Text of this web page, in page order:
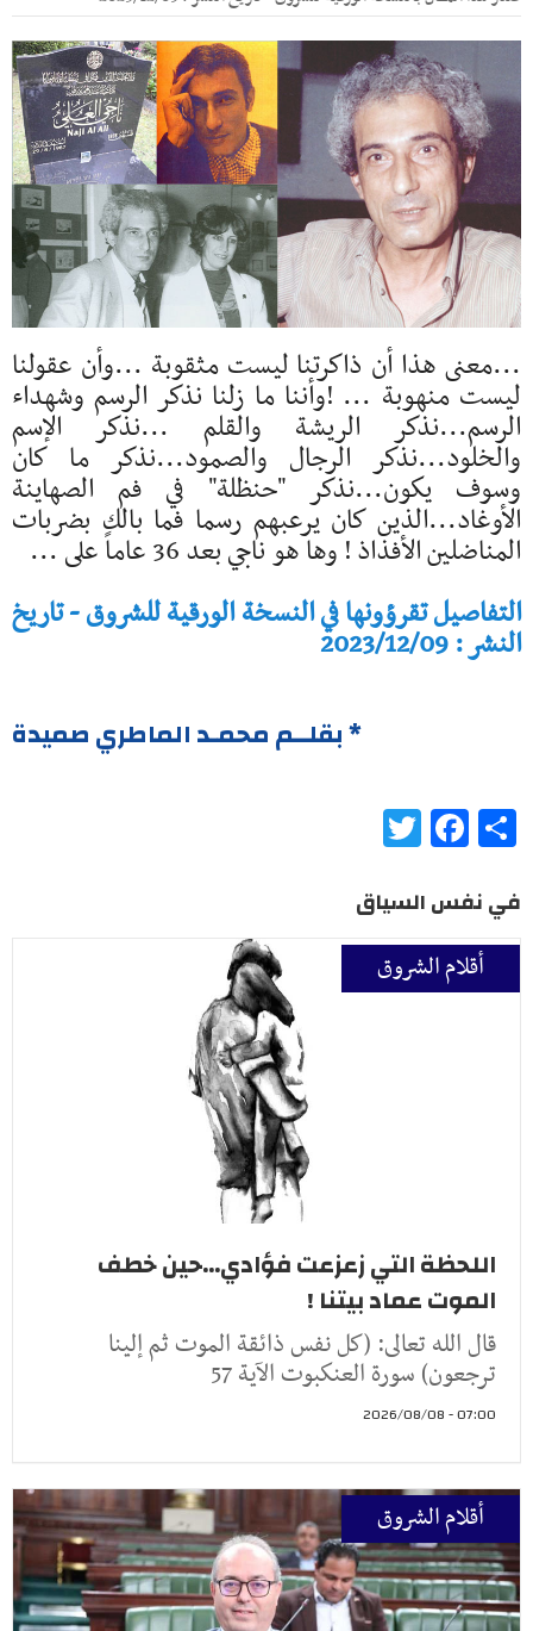
...معنى هذا أن ذاكرتنا ليست مثقوبة ...وأن عقولنا
ليست منهوبة ... !وأننا ما زلنا نذكر الرسم وشهداء
الرسم...نذكر الريشة والقلم ...نذكر الإسم
والخلود...نذكر الرجال والصمود...نذكر ما كان
وسوف يكون...نذكر "حنظلة" في فم الصهاينة
الأوغاد...الذين كان يرعبهم رسما فما بالك بضربات
المناضلين الأفذاذ ! وها هو ناجي بعد 36 عاماً على ...
التفاصيل تقرؤونها في النسخة الورقية للشروق - تاريخ
النشر : 2023/12/09
* بقلــم محمـد الماطري صميدة
Share
Facebook
في نفس السياق
أقلام الشروق
اللحظة التي زعزعت فؤادي...حين خطف
الموت عماد بيتنا !
قال الله تعالى: (كل نفس ذائقة الموت ثم إلينا
ترجعون) سورة العنكبوت الآية 57
07:00 - 2026/08/08
أقلام الشروق